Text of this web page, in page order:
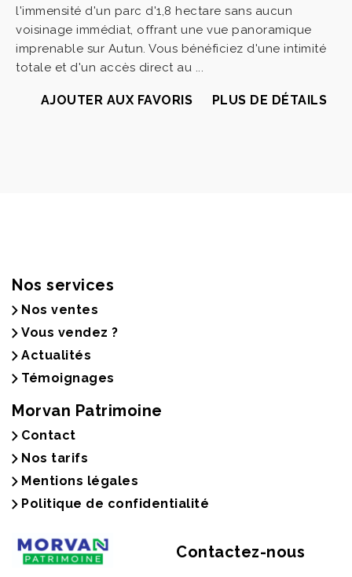
l'immensité d'un parc d'1,8 hectare sans aucun
voisinage immédiat, offrant une vue panoramique
imprenable sur Autun. Vous bénéficiez d'une intimité
totale et d'un accès direct au ...
AJOUTER AUX FAVORIS PLUS DE DÉTAILS
Nos services
Nos ventes
Vous vendez ?
Actualités
Témoignages
Morvan Patrimoine
Contact
Nos tarifs
Mentions légales
Politique de confidentialité
Contactez-nous